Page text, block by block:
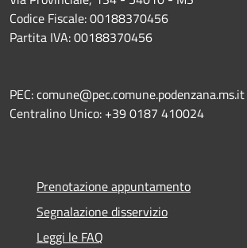
Codice Fiscale: 00188370456
Partita IVA: 00188370456
PEC: comune@pec.comune.podenzana.ms.it
Centralino Unico: +39 0187 410024
Prenotazione appuntamento
Segnalazione disservizio
Leggi le FAQ